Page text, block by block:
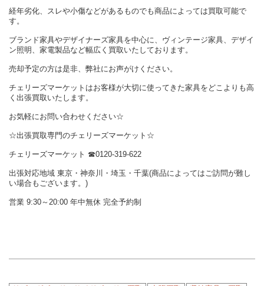
経年劣化、スレや小傷などがあるものでも商品によっては買取可能で
す。
ブランド家具やデザイナーズ家具を中心に、ヴィンテージ家具、デザイ
ン照明、家電製品など幅広く買取いたしております。
売却予定の方は是非、弊社にお声がけください。
チェリーズマーケットはお客様が大切に使ってきた家具をどこよりも高
く出張買取いたします。
お気軽にお問い合わせください☆
☆出張買取専門のチェリーズマーケット☆
チェリーズマーケット ☎︎0120-319-622
出張対応地域 東京・神奈川・埼玉・千葉(商品によってはご訪問が難し
い場合もございます。)
営業 9:30～20:00 年中無休 完全予約制